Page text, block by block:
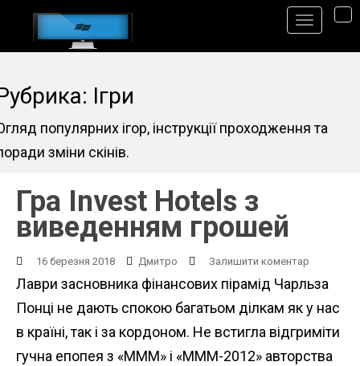
o
m
Ігри
популярних ігор, інструкції проходження та
зміни скінів.
Гра Invest Hotels з
виведенням грошей
16 березня 2018 Дмитро Залишити коментар
Лаври засновника фінансових пірамід Чарльза
Понці не дають спокою багатьом ділкам як у нас
в країні, так і за кордоном. Не встигла відгриміти
гучна епопея з «МММ» і «МММ-2012» авторства